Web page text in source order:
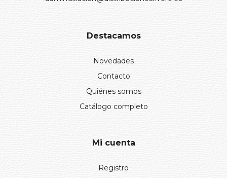
Destacamos
Novedades
Contacto
Quiénes somos
Catálogo completo
Mi cuenta
Registro